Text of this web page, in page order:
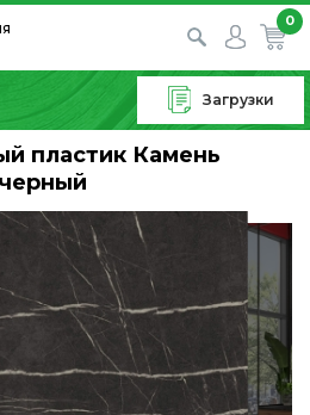
0
Загрузки
пластик Камень